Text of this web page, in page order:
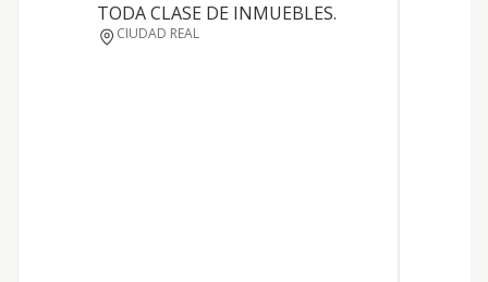
TODA CLASE DE INMUEBLES.
CIUDAD REAL